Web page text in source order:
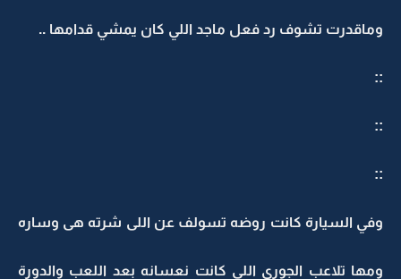
وماقدرت تشوف رد فعل ماجد اللي كان يمشي قدامها ..
::
::
::
وفي السيارة كانت روضه تسولف عن اللى شرته هى وساره
ومها تلاعب الجوري اللى كانت نعسانه بعد اللعب والدورة